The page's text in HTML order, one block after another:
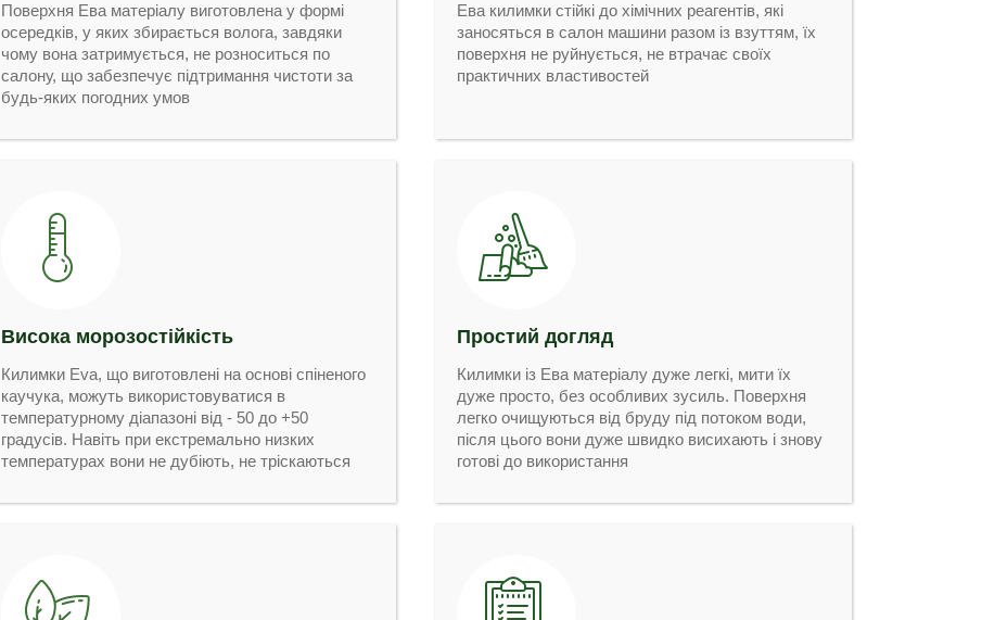
Поверхня Ева матеріалу виготовлена у формі
осередків, у яких збирається волога, завдяки
чому вона затримується, не розноситься по
салону, що забезпечує підтримання чистоти за
будь-яких погодних умов
Ева килимки стійкі до хімічних реагентів, які
заносяться в салон машини разом із взуттям, їх
поверхня не руйнується, не втрачає своїх
практичних властивостей
Висока морозостійкість
Килимки Eva, що виготовлені на основі спіненого
каучука, можуть використовуватися в
температурному діапазоні від - 50 до +50
градусів. Навіть при екстремально низких
температурах вони не дубіють, не тріскаються
Простий догляд
Килимки із Ева матеріалу дуже легкі, мити їх
дуже просто, без особливих зусиль. Поверхня
легко очищуються від бруду під потоком води,
після цього вони дуже швидко висихають і знову
готові до використання